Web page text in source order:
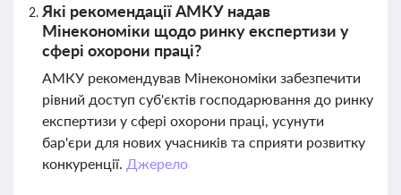
Які рекомендації АМКУ надав
Мінекономіки щодо ринку експертизи у
сфері охорони праці?
АМКУ рекомендував Мінекономіки забезпечити
рівний доступ суб'єктів господарювання до ринку
експертизи у сфері охорони праці, усунути
бар'єри для нових учасників та сприяти розвитку
конкуренції. Джерело